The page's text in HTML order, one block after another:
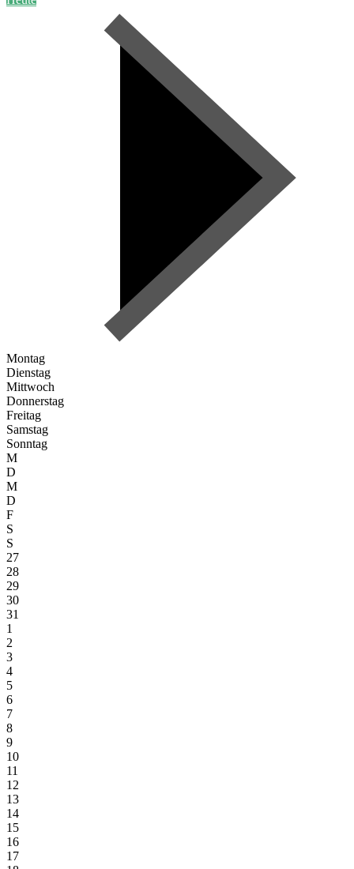
Montag
Dienstag
Mittwoch
Donnerstag
Freitag
Samstag
Sonntag
M
D
M
D
F
S
S
27
28
29
30
31
1
2
3
4
5
6
7
8
9
10
11
12
13
14
15
16
17